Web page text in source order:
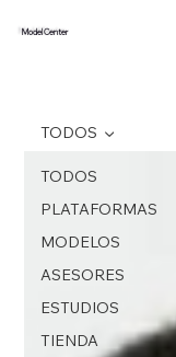
Model Center
TODOS
PLATAFORMAS
MODELOS
ASESORES
ESTUDIOS
TIENDA
TODOS